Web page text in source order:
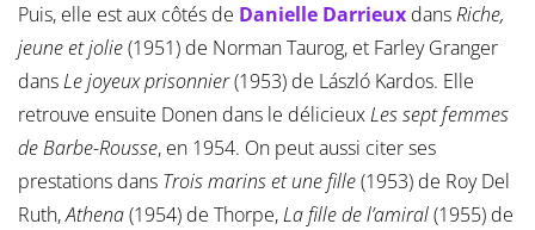
Puis, elle est aux côtés de Danielle Darrieux dansRiche,
jeune et jolie(1951) de Norman Taurog, et Farley Granger
dansLe joyeux prisonnier(1953) de László Kardos. Elle
retrouve ensuite Donen dans le délicieuxLes sept femmes
de Barbe-Rousse, en 1954. On peut aussi citer ses
prestations dans Trois marins et une fille(1953) de Roy Del
Ruth,Athena(1954) de Thorpe,La fille de l’amiral(1955) de